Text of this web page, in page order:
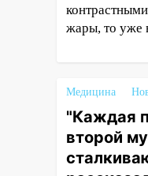
17:16 В
16:51
В
освещение
жары, то уже
Медицина
"Каждая
второй